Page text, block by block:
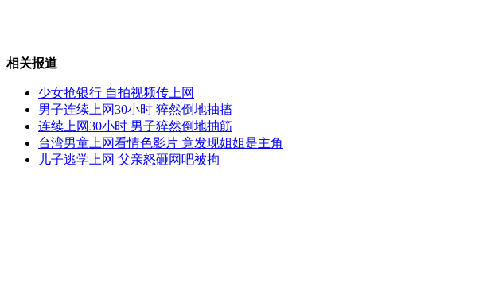
美国两党最终妥协 "财政悬崖"暂缓
CBA曝出历史上首例兴奋剂事件
相关报道
少女抢银行 自拍视频传上网
男子连续上网30小时 猝然倒地抽搐
连续上网30小时 男子猝然倒地抽筋
台湾男童上网看情色影片 竟发现姐姐是主角
儿子逃学上网 父亲怒砸网吧被拘